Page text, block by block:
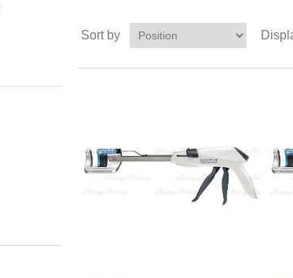
Sort by